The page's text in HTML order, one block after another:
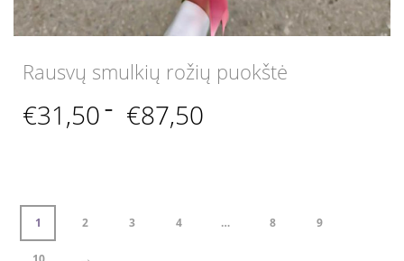
Rausvų smulkių rožių puokštė
€31,50 – €87,50
1 2 3 4 … 8 9